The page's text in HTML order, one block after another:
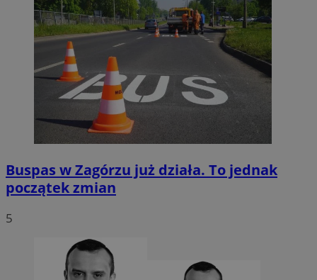
Buspas w Zagórzu już działa. To jednak
początek zmian
5
VISITOR_PRIVACY_METADATA
5 miesięcy 4
Google Privacy Policy